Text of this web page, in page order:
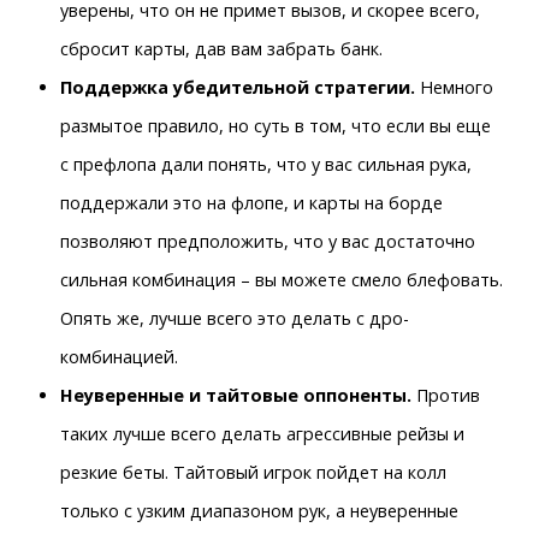
уверены, что он не примет вызов, и скорее всего,
сбросит карты, дав вам забрать банк.
Поддержка убедительной стратегии. Немного
размытое правило, но суть в том, что если вы еще
с префлопа дали понять, что у вас сильная рука,
поддержали это на флопе, и карты на борде
позволяют предположить, что у вас достаточно
сильная комбинация – вы можете смело блефовать.
Опять же, лучше всего это делать с дро-
комбинацией.
Неуверенные и тайтовые оппоненты. Против
таких лучше всего делать агрессивные рейзы и
резкие беты. Тайтовый игрок пойдет на колл
только с узким диапазоном рук, а неуверенные